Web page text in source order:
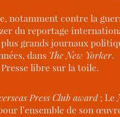
notamment contre la
du reportage
grands journaux
dans The New Yorker.
libre sur la toile.
Press Club award; Le
l’ensemble de son